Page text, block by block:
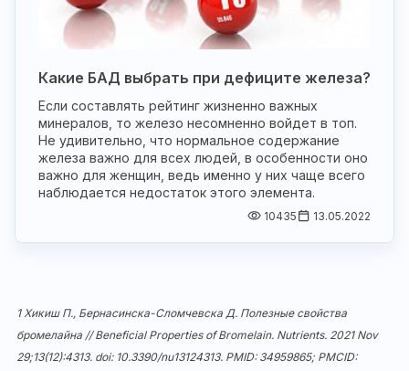
Какие БАД выбрать при дефиците железа?
Если составлять рейтинг жизненно важных
минералов, то железо несомненно войдет в топ.
Не удивительно, что нормальное содержание
железа важно для всех людей, в особенности оно
важно для женщин, ведь именно у них чаще всего
наблюдается недостаток этого элемента.
10435 13.05.2022
1 Хикиш П., Бернасинска-Сломчевска Д. Полезные свойства
бромелайна // Beneficial Properties of Bromelain. Nutrients. 2021 Nov
29;13(12):4313. doi: 10.3390/nu13124313. PMID: 34959865; PMCID: